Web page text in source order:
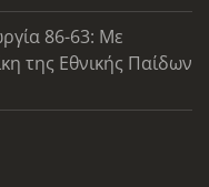
86-63: Με
της Εθνικής Παίδων